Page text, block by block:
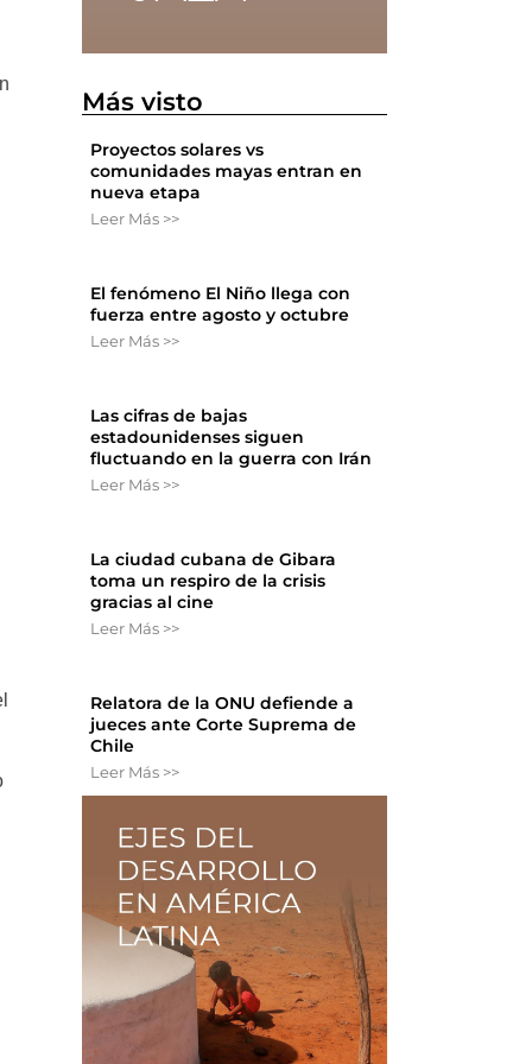
Más visto
Proyectos solares vs
comunidades mayas entran en
nueva etapa
Leer Más >>
El fenómeno El Niño llega con
fuerza entre agosto y octubre
Leer Más >>
Las cifras de bajas
estadounidenses siguen
fluctuando en la guerra con Irán
Leer Más >>
La ciudad cubana de Gibara
toma un respiro de la crisis
gracias al cine
Leer Más >>
Relatora de la ONU defiende a
jueces ante Corte Suprema de
Chile
Leer Más >>